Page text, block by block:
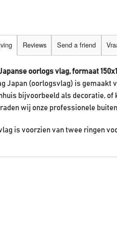
Reviews Send a friend
oorlogs vlag, formaat
Japan (oorlogsvlag) is gemaakt
bijvoorbeeld als decoratie,
wij onze professionele
is voorzien van twee ringen